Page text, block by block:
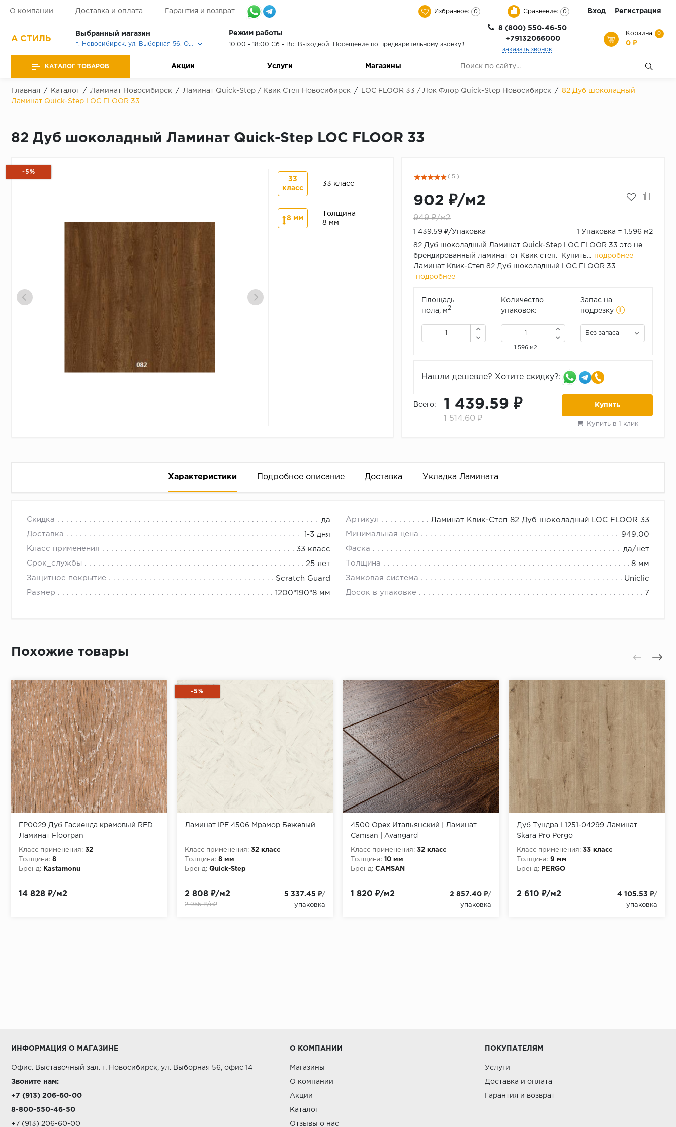
О компании Доставка и оплата Гарантия и возврат Избранное: 0 Сравнение: 0 Вход Регистрация
А СТИЛЬ
Выбранный магазин
г. Новосибирск, ул. Выборная 56, Офис, Выставочный зал
Режим работы
10:00 - 18:00 Сб - Вс: Выходной. Посещение по предварительному звонку!!
8 (800) 550-46-50
+79132066000
заказать звонок
Корзина 0
0 ₽
КАТАЛОГ ТОВАРОВ Акции Услуги Магазины
Главная / Каталог / Ламинат Новосибирск / Ламинат Quick-Step / Квик Степ Новосибирск / LOC FLOOR 33 / Лок Флор Quick-Step Новосибирск /
82 Дуб шоколадный
Ламинат Quick-Step LOC FLOOR 33
82 Дуб шоколадный Ламинат Quick-Step LOC FLOOR 33
-5%
33
класс
33 класс
8 мм
Толщина
8 мм
( 5 )
902 ₽/м2
949 ₽/м2
1 439.59 ₽/Упаковка 1 Упаковка = 1.596 м2
82 Дуб шоколадный Ламинат Quick-Step LOC FLOOR 33 это не
брендированный ламинат от Квик степ. Купить... подробнее
Ламинат Квик-Степ 82 Дуб шоколадный LOC FLOOR 33
подробнее
Площадь
пола, м2
Количество
упаковок:
1.596 м2
Запас на
подрезку
i
Без запаса
Нашли дешевле? Хотите скидку?:
Всего: 1 439.59 ₽
1 514.60 ₽
Купить
Купить в 1 клик
Характеристики Подробное описание Доставка Укладка Ламината
Скидка да Артикул Ламинат Квик-Степ 82 Дуб шоколадный LOC FLOOR 33
Доставка 1-3 дня Минимальная цена 949.00
Класс применения 33 класс Фаска да/нет
Срок_службы 25 лет Толщина 8 мм
Защитное покрытие Scratch Guard Замковая система Uniclic
Размер 1200*190*8 мм Досок в упаковке 7
Похожие товары
FP0029 Дуб Гасиенда кремовый RED
Ламинат Floorpan
Класс применения: 32
Толщина: 8
Бренд:
Kastamonu
14 828 ₽/м2
-5%
Ламинат IPE 4506 Мрамор Бежевый
Класс применения: 32 класс
Толщина: 8 мм
Бренд: Quick-Step
2 808 ₽/м2
2 955 ₽/м2
5 337.45 ₽/
упаковка
4500 Орех Итальянский | Ламинат
Camsan | Avangard
Класс применения: 32 класс
Толщина: 10 мм
Бренд: CAMSAN
1 820 ₽/м2 2 857.40 ₽/
упаковка
Дуб Тундра L1251-04299 Ламинат
Skara Pro Pergo
Класс применения: 33 класс
Толщина: 9 мм
Бренд:
PERGO
2 610 ₽/м2 4 105.53 ₽/
упаковка
ИНФОРМАЦИЯ О МАГАЗИНЕ
Офис. Выставочный зал. г. Новосибирск, ул. Выборная 56, офис 14
Звоните нам:
+7 (913) 206-60-00
8-800-550-46-50
+7 (913) 206-60-00
О КОМПАНИИ
Магазины
О компании
Акции
Каталог
Отзывы о нас
ПОКУПАТЕЛЯМ
Услуги
Доставка и оплата
Гарантия и возврат